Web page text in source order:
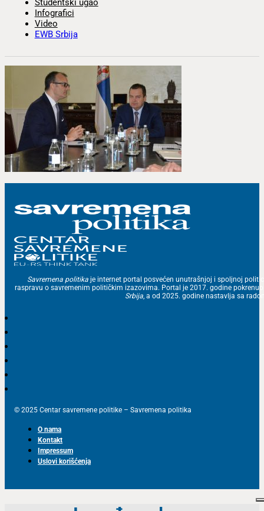
Studentski ugao
Infografici
Video
EWB Srbija
Savremena politika je internet portal posvećen unutrašnjoj i spoljnoj
raspravu o savremenim političkim izazovima. Portal je 2017. godine
Srbija, a od 2025. godine nastavlja sa
© 2025 Centar savremene politike – Savremena politika
O nama
Kontakt
Impressum
Uslovi korišćenja